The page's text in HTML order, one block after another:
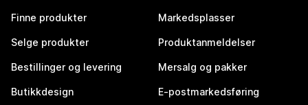
Finne produkter
Selge produkter
Bestillinger og levering
Butikkdesign
Markedsplasser
Produktanmeldelser
Mersalg og pakker
E-postmarkedsføring